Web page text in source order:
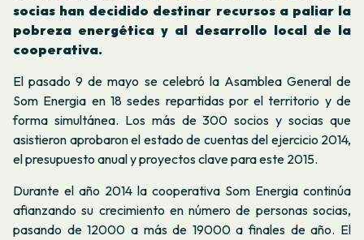
socias han decidido destinar recursos a paliar la
pobreza energética y al desarrollo local de la
cooperativa.
El pasado 9 de mayo se celebró la Asamblea General de
Som Energia en 18 sedes repartidas por el territorio y de
forma simultánea. Los más de 300 socios y socias que
asistieron aprobaron el estado de cuentas del ejercicio 2014,
el presupuesto anual y proyectos clave para este 2015.
Durante el año 2014 la cooperativa Som Energia continúa
afianzando su crecimiento en número de personas socias,
pasando de 12000 a más de 19000 a finales de año. El